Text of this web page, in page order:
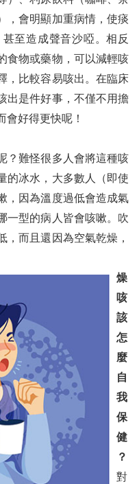
，會明顯加重病情，使痰
至造成聲音沙啞。相反
食物或藥物，可以減輕咳
，比較容易咳出。在臨床
出是件好事，不僅不用擔
會好得更快呢！
？難怪很多人會將這種咳
的冰水，大多數人（即使
，因為溫度過低會造成氣
一型的病人皆會咳嗽。吹
，而且還因為空氣乾燥，
燥
咳
該
怎
麼
自
我
保
健
？
對